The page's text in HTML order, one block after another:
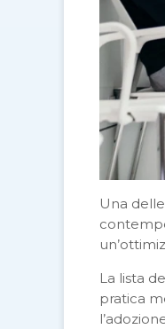
Una
La lista
pratica